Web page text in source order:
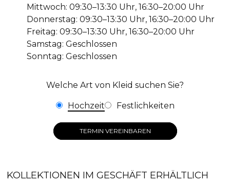
Mittwoch: 09:30–13:30 Uhr, 16:30–20:00 Uhr
Donnerstag: 09:30–13:30 Uhr, 16:30–20:00 Uhr
Freitag: 09:30–13:30 Uhr, 16:30–20:00 Uhr
Samstag: Geschlossen
Sonntag: Geschlossen
Welche Art von Kleid suchen Sie?
Hochzeit Festlichkeiten
TERMIN VEREINBAREN
KOLLEKTIONEN IM GESCHÄFT ERHÄLTLICH